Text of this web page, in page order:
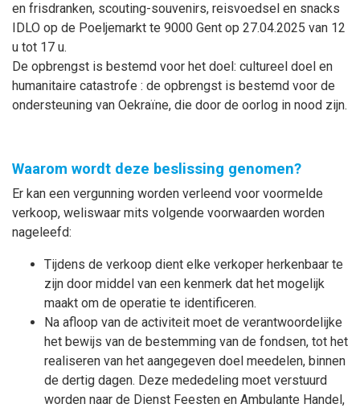
en frisdranken, scouting-souvenirs, reisvoedsel en snacks
IDLO op de Poeljemarkt te 9000 Gent op 27.04.2025 van 12
u tot 17 u.
De opbrengst is bestemd voor het doel: cultureel doel en
humanitaire catastrofe : de opbrengst is bestemd voor de
ondersteuning van Oekraïne, die door de oorlog in nood zijn.
Waarom wordt deze beslissing genomen?
Er kan een vergunning worden verleend voor voormelde
verkoop, weliswaar mits volgende voorwaarden worden
nageleefd:
Tijdens de verkoop dient elke verkoper herkenbaar te
zijn door middel van een kenmerk dat het mogelijk
maakt om de operatie te identificeren.
Na afloop van de activiteit moet de verantwoordelijke
het bewijs van de bestemming van de fondsen, tot het
realiseren van het aangegeven doel meedelen, binnen
de dertig dagen. Deze mededeling moet verstuurd
worden naar de Dienst Feesten en Ambulante Handel,